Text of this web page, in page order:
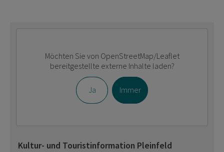
Möchten Sie von OpenStreetMap/Leaflet
bereitgestellte externe Inhalte laden?
Ja Immer
Kultur- und Touristinformation Pleinfeld